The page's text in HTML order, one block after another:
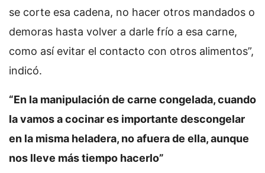
se corte esa cadena, no hacer otros mandados o
demoras hasta volver a darle frío a esa carne,
como así evitar el contacto con otros alimentos”,
indicó.
“En la manipulación de carne congelada, cuando
la vamos a cocinar es importante descongelar
en la misma heladera, no afuera de ella, aunque
nos lleve más tiempo hacerlo”